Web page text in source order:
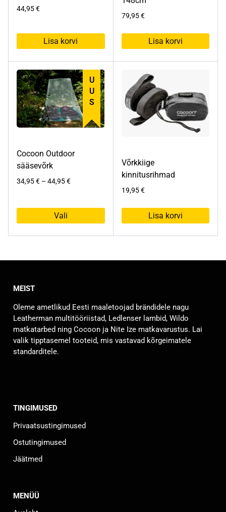
44,95€
Lisa korvi
79,95€
Lisa korvi
UUS
Cocoon Outdoor
sääsevõrk
34,95€ – 44,95€Hinnavahemik:
Vali
Valikuid
saab
teha
tootelehel.
Võrkkiige
kinnitusrihmad
19,95€
Lisa korvi
MEIST
Oleme ametlikud Eesti maaletoojad brändidele nagu
Leatherman multitööriistad, Ledlenser lambid, Wildo
matkatarbed ning Cocoon ja Nite Ize matkavarustus. Lai
valik tipptasemel tooteid, mis vastavad kõrgeimatele
standarditele.
TINGIMUSED
Privaatsustingimused
Ostutingimused
Jäätmed
MENÜÜ